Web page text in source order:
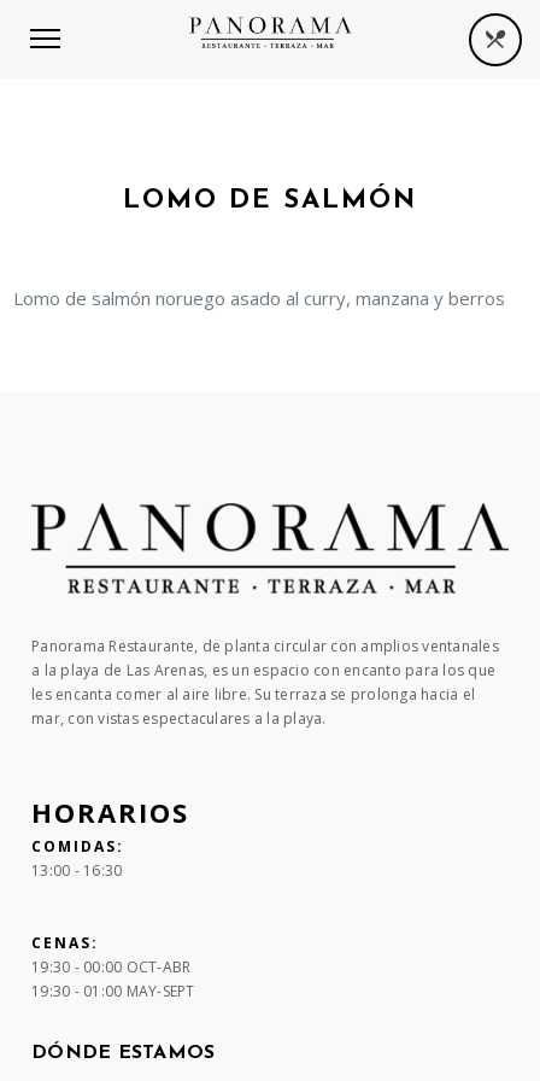
LOMO DE SALMÓN
Lomo de salmón noruego asado al curry, manzana y berros
Panorama Restaurante, de planta circular con amplios ventanales
a la playa de Las Arenas, es un espacio con encanto para los que
les encanta comer al aire libre. Su terraza se prolonga hacia el
mar, con vistas espectaculares a la playa.
HORARIOS
COMIDAS:
13:00 - 16:30
CENAS:
19:30 - 00:00 OCT-ABR
19:30 - 01:00 MAY-SEPT
DÓNDE ESTAMOS